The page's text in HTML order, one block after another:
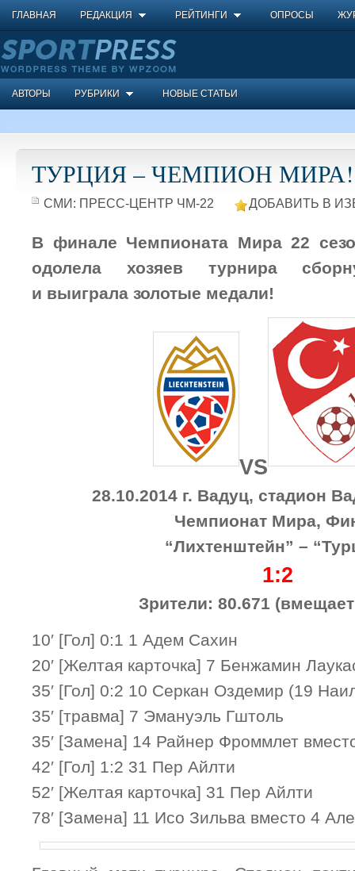
ГЛАВНАЯ РЕДАКЦИЯ РЕЙТИНГИ ОПРОСЫ
АВТОРЫ РУБРИКИ НОВЫЕ СТАТЬИ
ТУРЦИЯ – ЧЕМПИОН МИРА!
СМИ: ПРЕСС-ЦЕНТР ЧМ-22 ДОБАВИТЬ В
В финале Чемпионата Мира 22
одолела хозяев турнира
и выиграла золотые медали!
VS
28.10.2014 г. Вадуц, стадион
Чемпионат Мира,
“Лихтенштейн” –
1:2
Зрители: 80.671
10′ [Гол] 0:1 1 Адем Сахин
20′ [Желтая карточка] 7 Бенжамин
35′ [Гол] 0:2 10 Серкан Оздемир (19
35′ [травма] 7 Эмануэль Гштоль
35′ [Замена] 14 Райнер Фроммлет
42′ [Гол] 1:2 31 Пер Айлти
52′ [Желтая карточка] 31 Пер Айлти
78′ [Замена] 11 Исо Зильва вместо 4